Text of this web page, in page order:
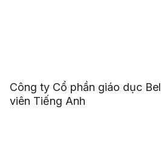
Công ty Cổ phần giáo dục
viên Tiếng Anh